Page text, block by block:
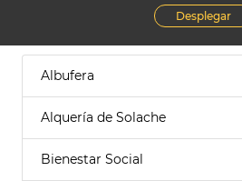
Desplegar
Albufera
Alquería de Solache
Bienestar Social